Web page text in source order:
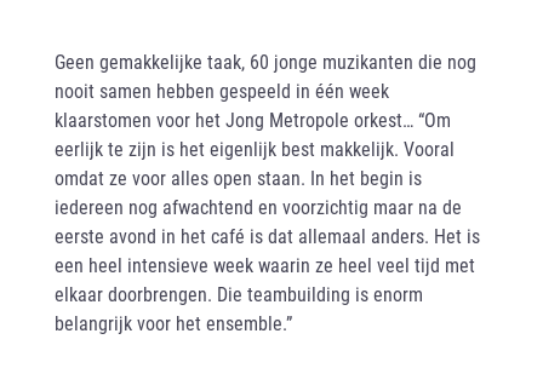
Geen gemakkelijke taak, 60 jonge muzikanten die nog
nooit samen hebben gespeeld in één week
klaarstomen voor het Jong Metropole orkest… “Om
eerlijk te zijn is het eigenlijk best makkelijk. Vooral
omdat ze voor alles open staan. In het begin is
iedereen nog afwachtend en voorzichtig maar na de
eerste avond in het café is dat allemaal anders. Het is
een heel intensieve week waarin ze heel veel tijd met
elkaar doorbrengen. Die teambuilding is enorm
belangrijk voor het ensemble.”